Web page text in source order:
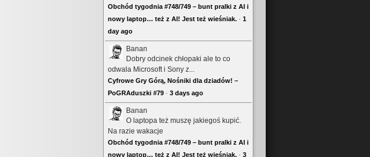
Obchód tygodnia #748/749 – bunt pralki z AI i
nowy laptop… też z AI! Jest też wieśniak. · 1
day ago
Banan
Dobry odcinek chłopaki ale to co
odwala Microsoft i Sony z...
Cyfrowe Gry Górą, Nośniki dla dziadów! –
PoGRAduszki #79 · 3 days ago
Banan
O laptopa też muszę jakiegoś kupić.
Na razie wakacje
Obchód tygodnia #748/749 – bunt pralki z AI i
nowy laptop… też z AI! Jest też wieśniak. · 3